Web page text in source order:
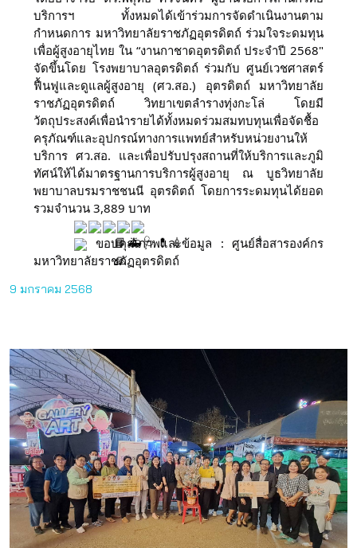
บริการฯ ทั้งหมดได้เข้าร่วมการจัดดำเนินงานตาม
กำหนดการ มหาวิทยาลัยราชภัฏอุตรดิตถ์ ร่วมใจระดมทุน
เพื่อผู้สูงอายุไทย ใน “งานกาชาดอุตรดิตถ์ ประจําปี 2568"
จัดขึ้นโดย โรงพยาบาลอุตรดิตถ์ ร่วมกับ ศูนย์เวชศาสตร์
ฟื้นฟูและดูแลผู้สูงอายุ (ศว.สอ.) อุตรดิตถ์ มหาวิทยาลัย
ราชภัฏอุตรดิตถ์ วิทยาเขตลํารางทุ่งกะโล่ โดยมี
วัตถุประสงค์เพื่อนำรายได้ทั้งหมดร่วมสมทบทุนเพื่อจัดชื้อ
ครุภัณฑ์และอุปกรณ์ทางการแพทย์สําหรับหน่วยงานให้
บริการ ศว.สอ. และเพื่อปรับปรุงสถานที่ให้บริการและภูมิ
ทัศน์ให้ได้มาตรฐานการบริการผู้สูงอายุ ณ บูธวิทยาลัย
พยาบาลบรมราชชนนี อุตรดิตถ์ โดยการระดมทุนได้ยอด
รวมจำนวน 3,889 บาท
ขอบคุณภาพและข้อมูล : ศูนย์สื่อสารองค์กร
มหาวิทยาลัยราชภัฏอุตรดิตถ์
9 มกราคม 2568